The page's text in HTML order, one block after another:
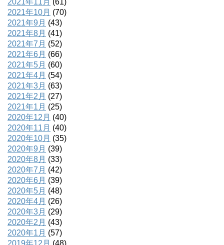
2021年11月 (61)
2021年10月 (70)
2021年9月 (43)
2021年8月 (41)
2021年7月 (52)
2021年6月 (66)
2021年5月 (60)
2021年4月 (54)
2021年3月 (63)
2021年2月 (27)
2021年1月 (25)
2020年12月 (40)
2020年11月 (40)
2020年10月 (35)
2020年9月 (39)
2020年8月 (33)
2020年7月 (42)
2020年6月 (39)
2020年5月 (48)
2020年4月 (26)
2020年3月 (29)
2020年2月 (43)
2020年1月 (57)